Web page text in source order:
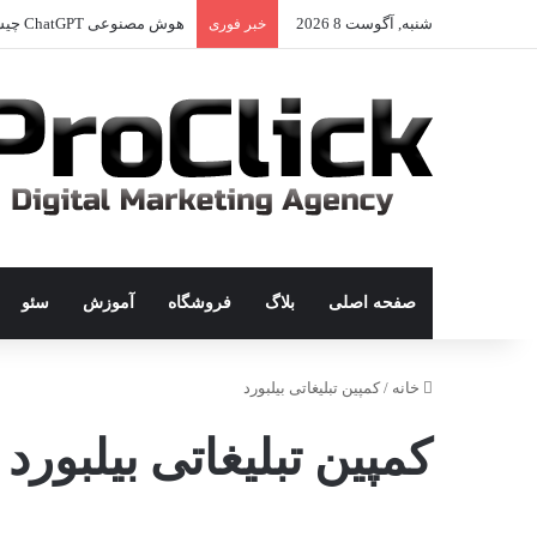
شنبه, آگوست 8 2026 خبر فوری هوش مصنوعی ChatGPT چیست؟
صفحه اصلی بلاگ فروشگاه آموزش سئو
خانه / کمپین تبلیغاتی بیلبورد
کمپین تبلیغاتی بیلبورد